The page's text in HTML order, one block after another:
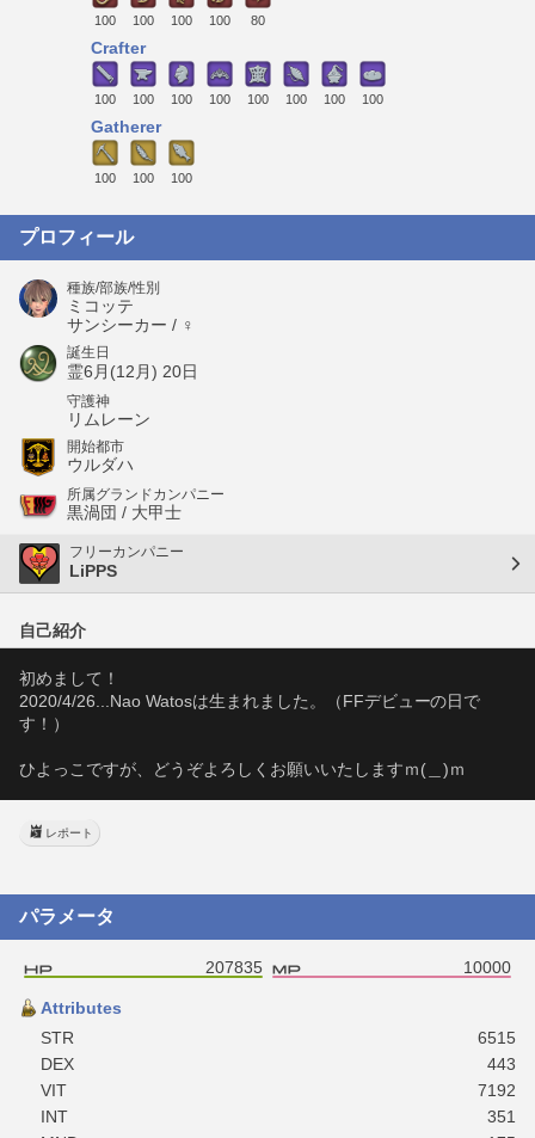
100 100 100 100 80
Crafter
100 100 100 100 100 100 100 100
Gatherer
100 100 100
プロフィール
種族/部族/性別
ミコッテ
サンシーカー / ♀
誕生日
霊6月(12月) 20日
守護神
リムレーン
開始都市
ウルダハ
所属グランドカンパニー
黒渦団 / 大甲士
フリーカンパニー
LiPPS
自己紹介
初めまして！
2020/4/26...Nao Watosは生まれました。（FFデビューの日で
す！）
ひよっこですが、どうぞよろしくお願いいたしますｍ(＿)ｍ
レポート
パラメータ
207835 10000
Attributes
STR
6515
DEX
443
VIT
7192
INT
351